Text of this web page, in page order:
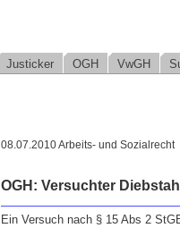
Justicker OGH VwGH
08.07.2010 Arbeits- und Sozialrecht
OGH: Versuchter
Ein Versuch nach § 15 Abs 2